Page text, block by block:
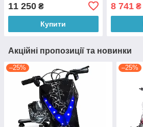
11 250 ₴
Купити
8 741₴
Акційні пропозиції та новинки
–25% –25%